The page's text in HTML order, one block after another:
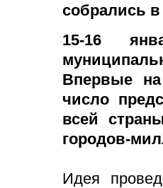
собрались
15-16
Впервые
число
всей
городов-
Идея